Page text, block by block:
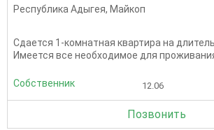
Республика Адыгея, Майкоп
Сдается 1-комнатная квартира на
Имеется все необходимое для
Собственник 12.06
Позвонить